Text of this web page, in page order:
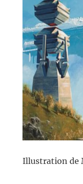
Illustration de